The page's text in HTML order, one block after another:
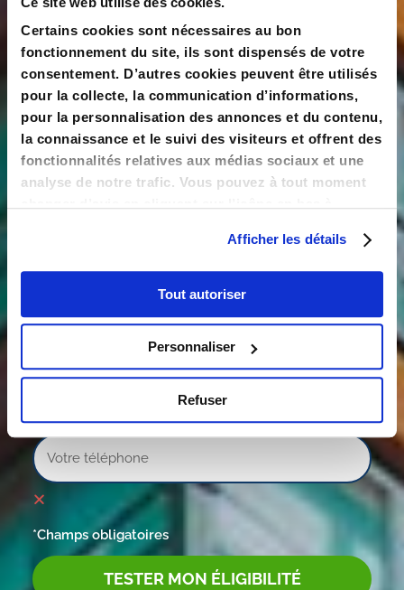
Certains cookies sont nécessaires au bon
fonctionnement du site, ils sont dispensés de votre
consentement. D’autres cookies peuvent être utilisés
pour la collecte, la communication d’informations,
pour la personnalisation des annonces et du contenu,
la connaissance et le suivi des visiteurs et offrent des
fonctionnalités relatives aux médias sociaux et une
analyse de notre trafic. Vous pouvez à tout moment
Afficher les détails
Tout autoriser
Personnaliser
Refuser
Prénom
Email
Téléphone
*Champs obligatoires
TESTER MON ÉLIGIBILITÉ